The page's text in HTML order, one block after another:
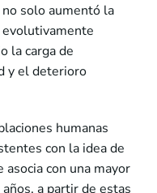
solo aumentó la
evolutivamente
la carga de
y el deterioro
humanas
con la idea de
con una mayor
a partir de estas